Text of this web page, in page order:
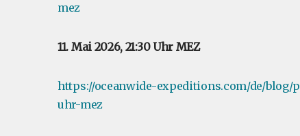
mez
11. Mai 2026, 21:30 Uhr MEZ
https://oceanwide-expeditions.com/de/blog/
uhr-mez